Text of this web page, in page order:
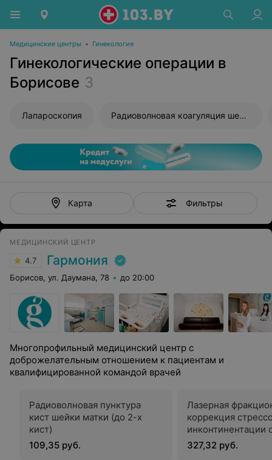
Медицинские центры • Гинекология
Гинекологические операции в
Борисове 3
Лапароскопия Радиоволновая коагуляция шейки матки
Карта Фильтры
МЕДИЦИНСКИЙ ЦЕНТР
4.7 Гармония
Борисов, ул. Даумана, 78 до 20:00
Многопрофильный медицинский центр с
доброжелательным отношением к пациентам и
квалифицированной командой врачей
Радиоволновая пунктура
кист шейки матки (до 2-х
кист)
109,35 руб.
Лазерная
коррекция
инконтинентации
использованием
(лазерное лечение
327,32 руб.